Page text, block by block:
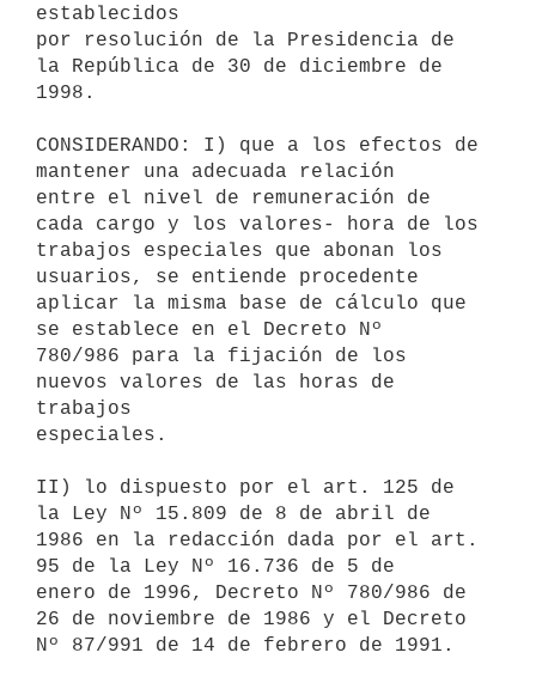
establecidos
por resolución de la Presidencia de
la República de 30 de diciembre de
1998.
CONSIDERANDO: I) que a los efectos de
mantener una adecuada relación
entre el nivel de remuneración de
cada cargo y los valores- hora de los
trabajos especiales que abonan los
usuarios, se entiende procedente
aplicar la misma base de cálculo que
se establece en el Decreto Nº
780/986 para la fijación de los
nuevos valores de las horas de
trabajos
especiales.
II) lo dispuesto por el art. 125 de
la Ley Nº 15.809 de 8 de abril de
1986 en la redacción dada por el art.
95 de la Ley Nº 16.736 de 5 de
enero de 1996, Decreto Nº 780/986 de
26 de noviembre de 1986 y el Decreto
Nº 87/991 de 14 de febrero de 1991.